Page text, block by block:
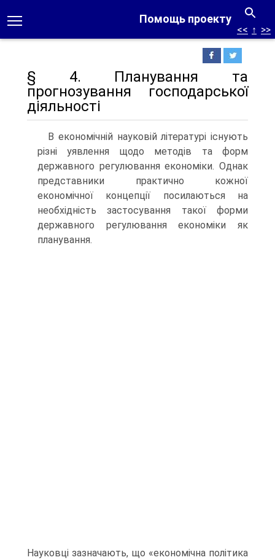
Помощь проекту
<< ↑ >>
§ 4. Планування та
прогнозування господарської
діяльності
В економічній науковій літературі існують
різні уявлення щодо методів та форм
державного регулювання економіки. Однак
пред­ставники практично кожної
економічної концепції посилаються на
необхідність застосування такої форми
державного регулювання економіки як
планування.
Науковці зазначають, що «економіч­на політика